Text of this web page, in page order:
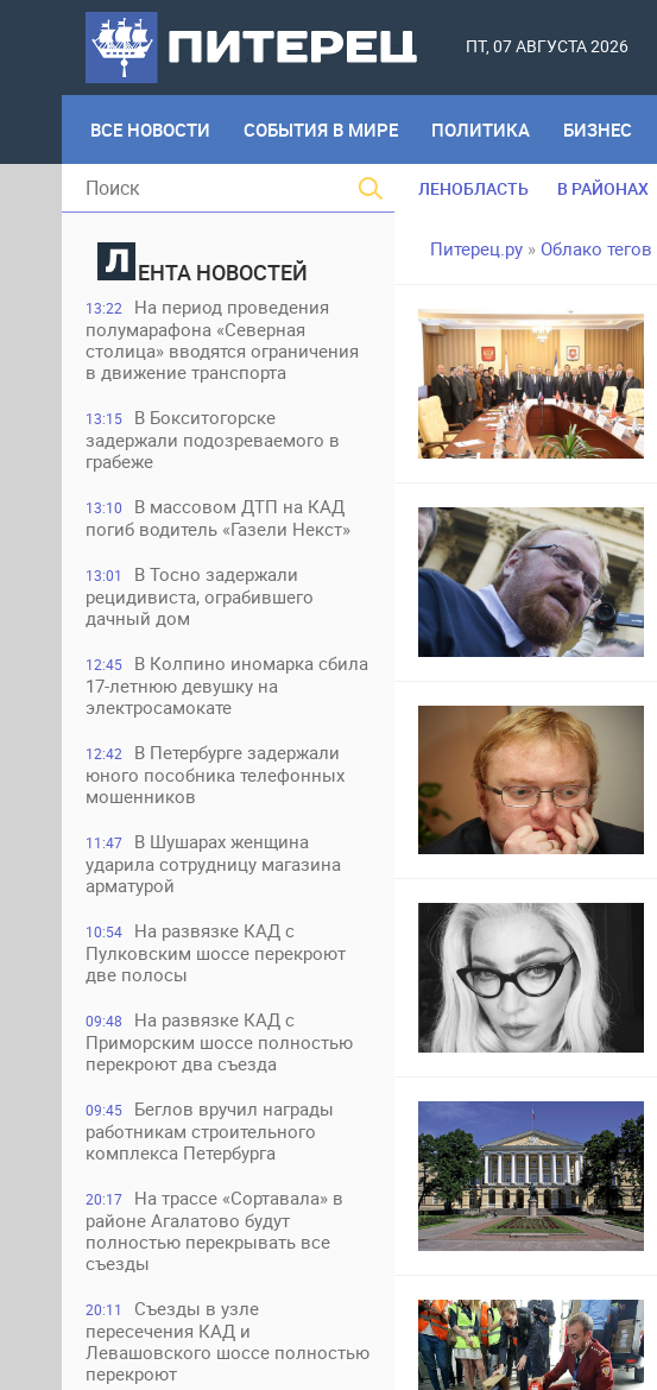
ПТ, 07 АВГУСТА 2026
ВСЕ НОВОСТИ СОБЫТИЯ В МИРЕ ПОЛИТИКА БИЗНЕС
ЕНТА НОВОСТЕЙ
13:22
На период проведения
полумарафона «Северная
столица» вводятся ограничения
в движение транспорта
13:15
В Бокситогорске
задержали подозреваемого в
грабеже
13:10
В массовом ДТП на КАД
погиб водитель «Газели Некст»
13:01
В Тосно задержали
рецидивиста, ограбившего
дачный дом
12:45
В Колпино иномарка сбила
17-летнюю девушку на
электросамокате
12:42
В Петербурге задержали
юного пособника телефонных
мошенников
11:47
В Шушарах женщина
ударила сотрудницу магазина
арматурой
10:54
На развязке КАД с
Пулковским шоссе перекроют
две полосы
09:48
На развязке КАД с
Приморским шоссе полностью
перекроют два съезда
09:45
Беглов вручил награды
работникам строительного
комплекса Петербурга
20:17
На трассе «Сортавала» в
районе Агалатово будут
полностью перекрывать все
съезды
20:11
Съезды в узле
пересечения КАД и
Левашовского шоссе полностью
перекроют
ЛЕНОБЛАСТЬ В РАЙОНАХ
Питерец.ру » Облако тегов